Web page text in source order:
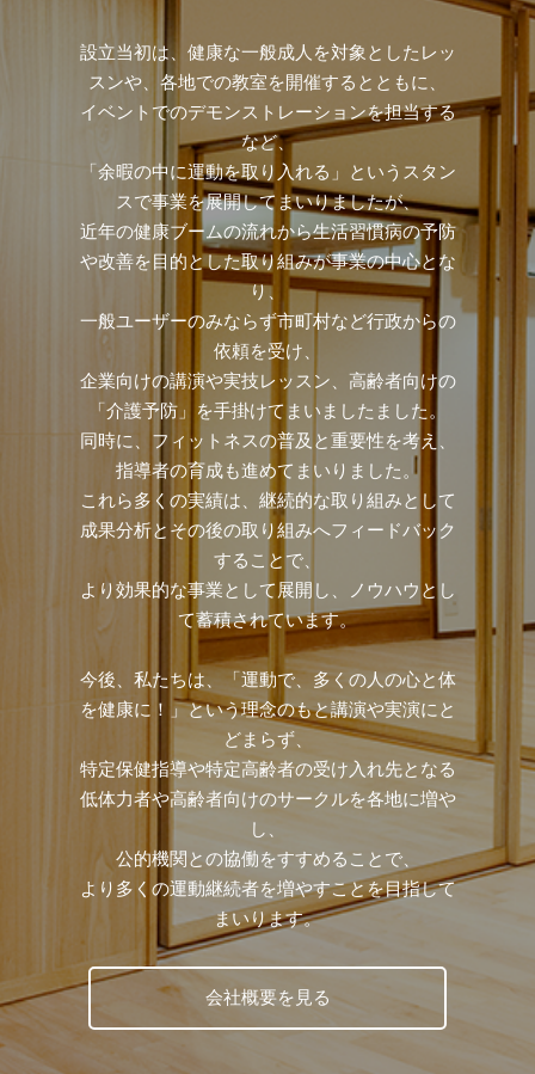
設立当初は、健康な一般成人を対象としたレッ
スンや、各地での教室を開催するとともに、
イベントでのデモンストレーションを担当する
など、
「余暇の中に運動を取り入れる」というスタン
スで事業を展開してまいりましたが、
近年の健康ブームの流れから生活習慣病の予防
や改善を目的とした取り組みが事業の中心とな
り、
一般ユーザーのみならず市町村など行政からの
依頼を受け、
企業向けの講演や実技レッスン、高齢者向けの
「介護予防」を手掛けてまいましたました。
同時に、フィットネスの普及と重要性を考え、
指導者の育成も進めてまいりました。
これら多くの実績は、継続的な取り組みとして
成果分析とその後の取り組みへフィードバック
することで、
より効果的な事業として展開し、ノウハウとし
て蓄積されています。
今後、私たちは、「運動で、多くの人の心と体
を健康に！」という理念のもと講演や実演にと
どまらず、
特定保健指導や特定高齢者の受け入れ先となる
低体力者や高齢者向けのサークルを各地に増や
し、
公的機関との協働をすすめることで、
より多くの運動継続者を増やすことを目指して
まいります。
会社概要を見る